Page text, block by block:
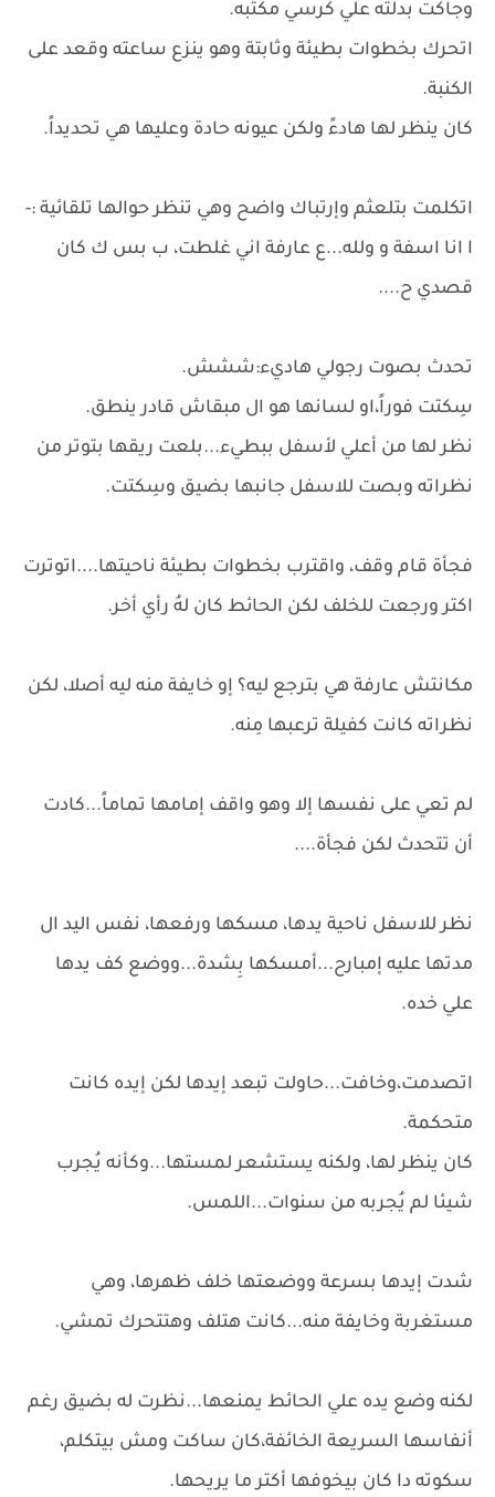
وجاكت بدلته علي كرسي مكتبه.
اتحرك بخطوات بطيئة وثابتة وهو ينزع ساعته وقعد على
الكنبة.
كان ينظر لها هادءً ولكن عيونه حادة وعليها هي تحديداً.
اتكلمت بتلعثم وإرتباك واضح وهي تنظر حوالها تلقائية :-
ا انا اسفة و ولله...ع عارفة اني غلطت، ب بس ك كان
قصدي ح....
تحدث بصوت رجولي هاديء:ششش.
سِكتت فوراً،او لسانها هو ال مبقاش قادر ينطق.
نظر لها من أعلي لأسفل ببطيء...بلعت ريقها بتوتر من
نظراته وبصت للاسفل جانبها بضيق وسِكتت.
فجأة قام وقف، واقترب بخطوات بطيئة ناحيتها....اتوترت
اكتر ورجعت للخلف لكن الحائط كان لهُ رأي أخر.
مكانتش عارفة هي بترجع ليه؟ إو خايفة منه ليه أصلا، لكن
نظراته كانت كفيلة ترعبها مِنه.
لم تعي على نفسها إلا وهو واقف إمامها تماماً...كادت
أن تتحدث لكن فجأة....
نظر للاسفل ناحية يدها، مسكها ورفعها، نفس اليد ال
مدتها عليه إمبارح...أمسكها بِشدة...ووضع كف يدها
علي خده.
اتصدمت،وخافت...حاولت تبعد إيدها لكن إيده كانت
متحكمة.
كان ينظر لها، ولكنه يستشعر لمستها...وكأنه يُجرب
شيئا لم يُجربه من سنوات...اللمس.
شدت إيدها بسرعة ووضعتها خلف ظهرها، وهي
مستغربة وخايفة منه...كانت هتلف وهتتحرك تمشي.
لكنه وضع يده علي الحائط يمنعها...نظرت له بضيق رغم
أنفاسها السريعة الخائفة،كان ساكت ومش بيتكلم،
سكوته دا كان بيخوفها أكتر ما يريحها.